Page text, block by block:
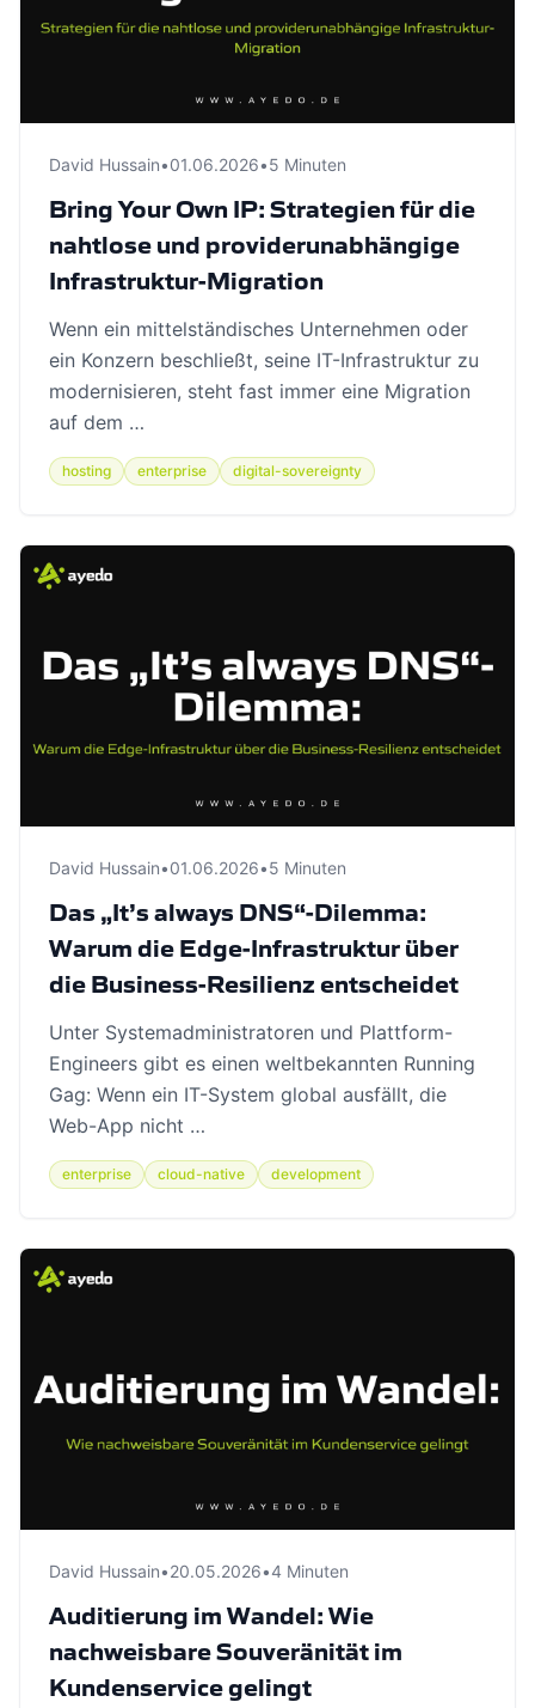
David Hussain•01.06.2026•5 Minuten
Bring Your Own IP: Strategien für die
nahtlose und providerunabhängige
Infrastruktur-Migration
Wenn ein mittelständisches Unternehmen oder
ein Konzern beschließt, seine IT-Infrastruktur zu
modernisieren, steht fast immer eine Migration
auf dem …
hosting enterprise digital-sovereignty
David Hussain•01.06.2026•5 Minuten
Das „It’s always DNS“-Dilemma:
Warum die Edge-Infrastruktur über
die Business-Resilienz entscheidet
Unter Systemadministratoren und Plattform-
Engineers gibt es einen weltbekannten Running
Gag: Wenn ein IT-System global ausfällt, die
Web-App nicht …
enterprise cloud-native development
David Hussain•20.05.2026•4 Minuten
Auditierung im Wandel: Wie
nachweisbare Souveränität im
Kundenservice gelingt